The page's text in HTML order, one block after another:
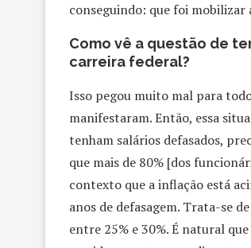
conseguindo: que foi mobilizar
Como vê a questão de
carreira federal?
Isso pegou muito mal para
manifestaram. Então, essa
tenham salários defasados,
que mais de 80% [dos
contexto que a inflação está
anos de defasagem. Trata-se
entre 25% e 30%. É natural